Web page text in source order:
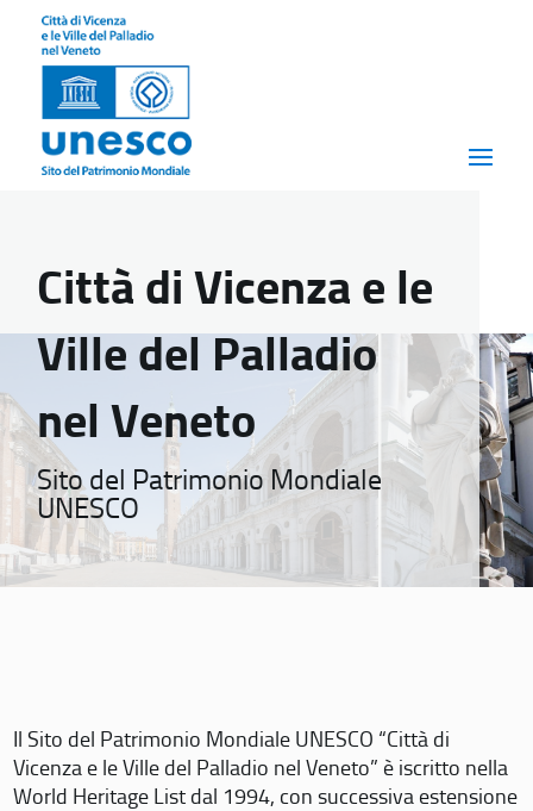
Città di Vicenza e le
Ville del Palladio
nel Veneto
Sito del Patrimonio Mondiale
UNESCO
Il Sito del Patrimonio Mondiale UNESCO “Città di
Vicenza e le Ville del Palladio nel Veneto” è iscritto nella
World Heritage List dal 1994, con successiva estensione